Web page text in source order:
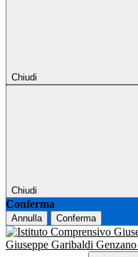
Chiudi
Chiudi
Conferma
Annulla Conferma
Giuseppe Garibaldi Genzano